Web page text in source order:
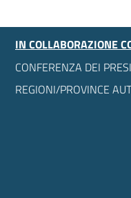
IN COLLABORAZIONE
CONFERENZA DEI
REGIONI/PROVINCE